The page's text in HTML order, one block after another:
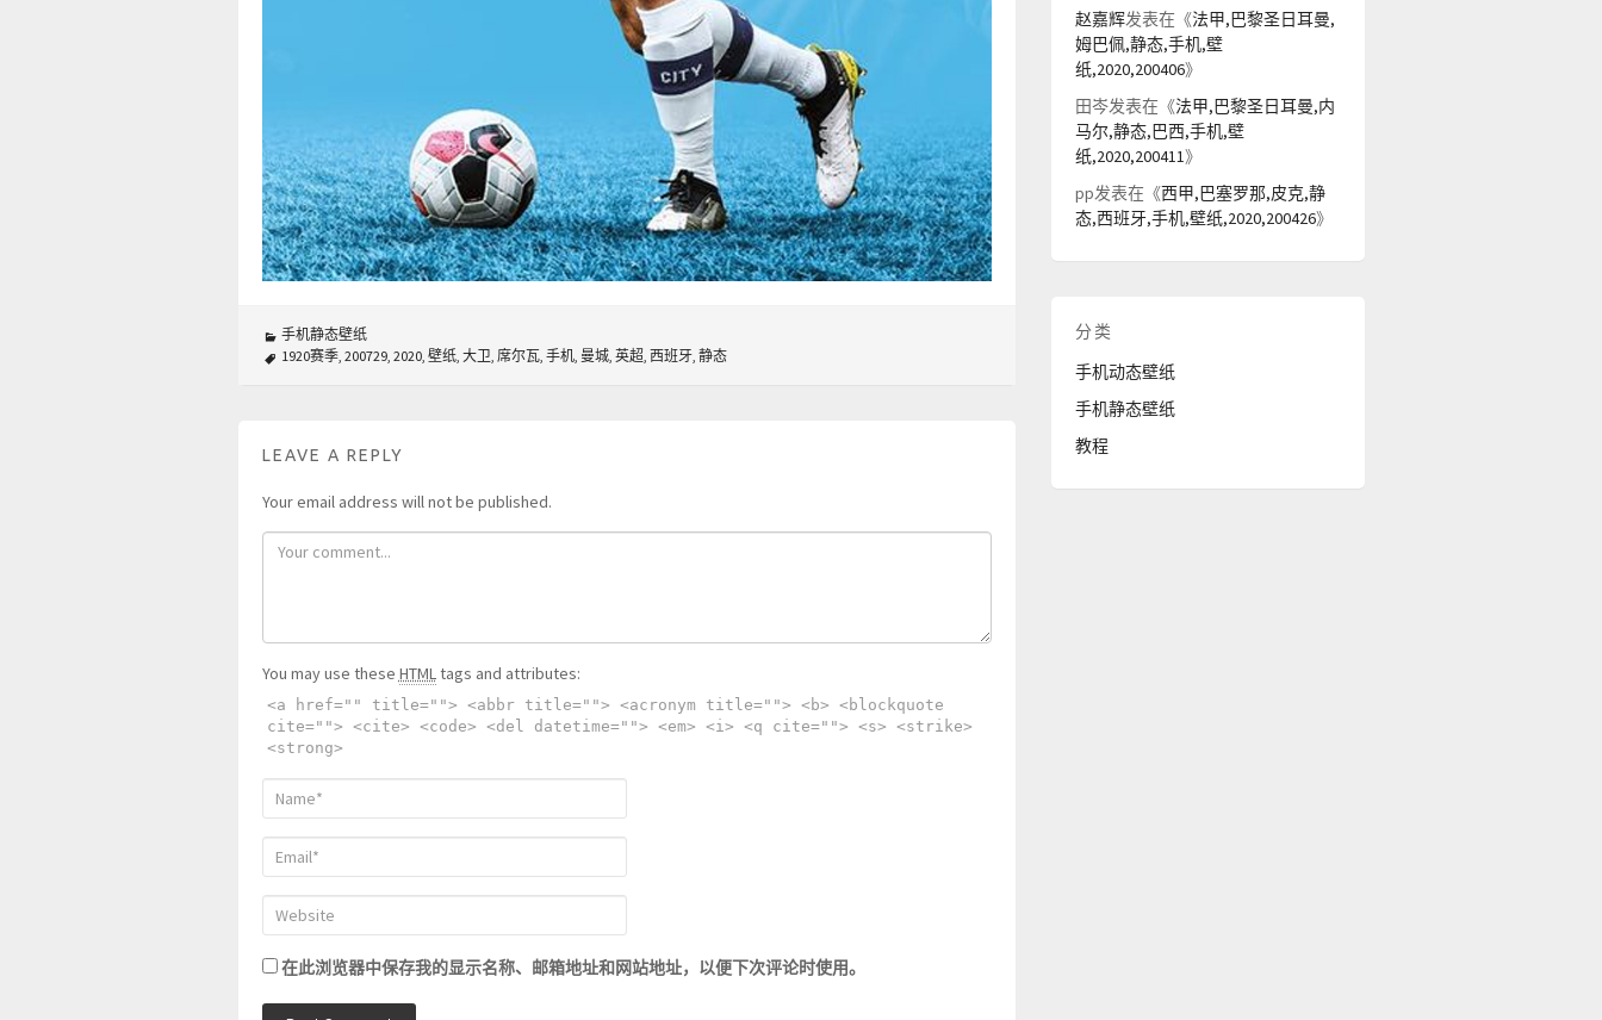
手机静态壁纸
1920赛季, 200729, 2020, 壁纸, 大卫, 席尔瓦, 手机, 曼城, 英超, 西班牙, 静态
LEAVE A REPLY
Your email address will not be published.
You may use these HTMLtags and attributes:
<a href="" title=""> <abbr title=""> <acronym title=""> <b> <blockquote
cite=""> <cite> <code> <del datetime=""> <em> <i> <q cite=""> <s> <strike>
<strong>
在此浏览器中保存我的显示名称、邮箱地址和网站地址，以便下次评论时使用。
赵嘉辉发表在《法甲,巴黎圣日耳曼,
姆巴佩,静态,手机,壁
纸,2020,200406》
田岑发表在《法甲,巴黎圣日耳曼,内
马尔,静态,巴西,手机,壁
纸,2020,200411》
pp发表在《西甲,巴塞罗那,皮克,静
态,西班牙,手机,壁纸,2020,200426》
分类
手机动态壁纸
手机静态壁纸
教程